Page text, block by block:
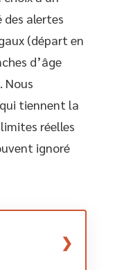
alertes
(départ en
d’âge
Nous
tiennent la
réelles
ignoré